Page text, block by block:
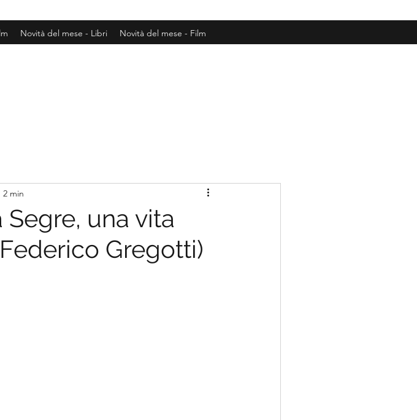
Novità del mese - Film
Novità del mese - Libri
Segre, una vita
Gregotti)
min